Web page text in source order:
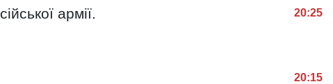
армії.
20:25
20:15